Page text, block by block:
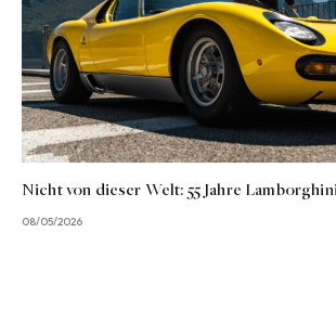
Nicht von dieser Welt: 55 Jahre
08/05/2026